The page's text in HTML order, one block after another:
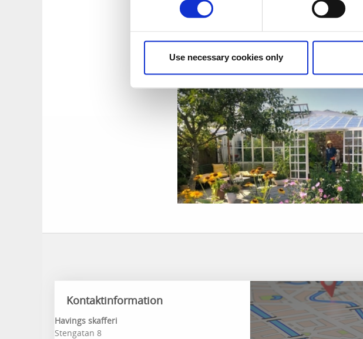
Use necessary cookies only
Varmt välkommen!
Kontaktinformation
Havings skafferi
Stengatan 8